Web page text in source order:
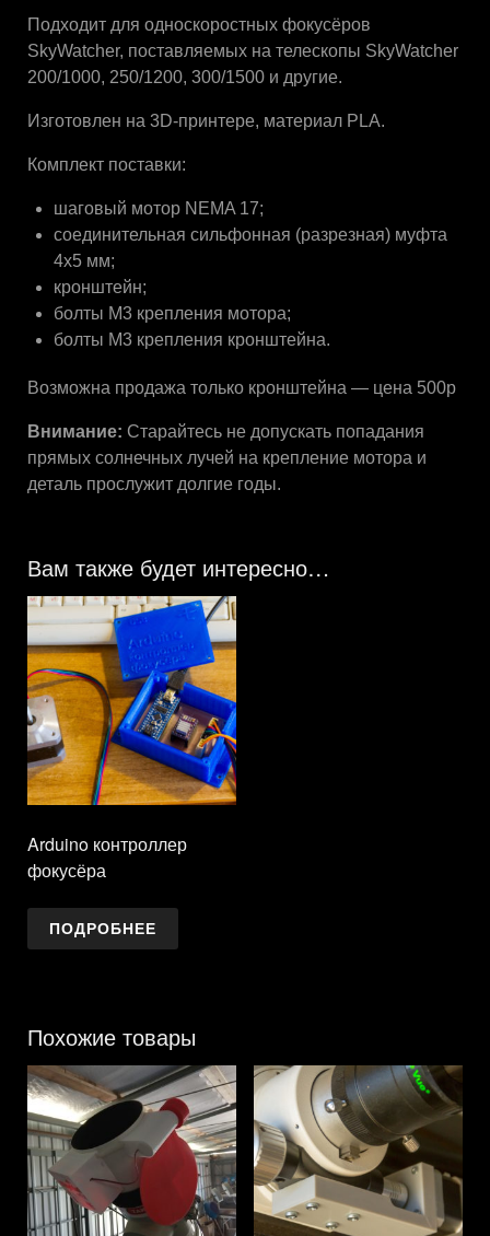
Подходит для односкоростных фокусёров
SkyWatcher, поставляемых на телескопы SkyWatcher
200/1000, 250/1200, 300/1500 и другие.
Изготовлен на 3D-принтере, материал PLA.
Комплект поставки:
шаговый мотор NEMA 17;
соединительная сильфонная (разрезная) муфта
4х5 мм;
кронштейн;
болты М3 крепления мотора;
болты М3 крепления кронштейна.
Возможна продажа только кронштейна — цена 500р
Внимание: Старайтесь не допускать попадания
прямых солнечных лучей на крепление мотора и
деталь прослужит долгие годы.
Вам также будет интересно…
Arduino контроллер
фокусёра
ПОДРОБНЕЕ
Похожие товары